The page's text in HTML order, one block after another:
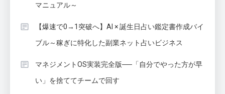
マニュアル～
【爆速で0→1突破へ】AI × 誕生日占い鑑定書作成バイ
ブル～稼ぎに特化した副業ネット占いビジネス
マネジメントOS実装完全版──「自分でやった方が早
い」を捨ててチームで回す